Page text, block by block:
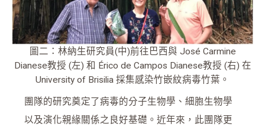
圖二：林納生研究員(中)前往巴西與 José Carmine
Dianese教授 (左) 和 Érico de Campos Dianese教授 (右) 在
University of Brisilia 採集感染竹嵌紋病毒竹葉。
團隊的研究奠定了病毒的分子生物學、細胞生物學
以及演化親緣關係之良好基礎。近年來，此團隊更